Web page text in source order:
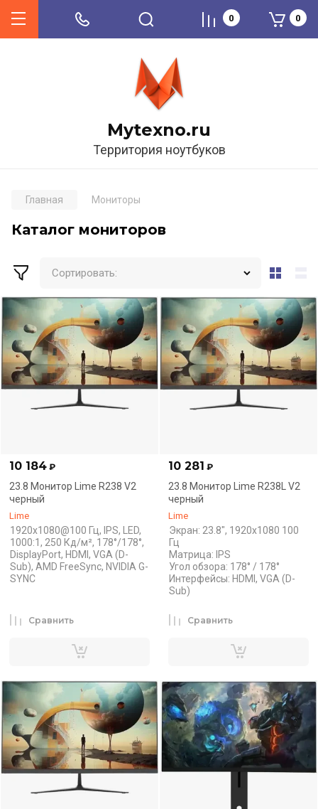
Mytexno.ru
Территория ноутбуков
0 0
Главная Мониторы
Каталог мониторов
Сортировать:
10 184 ₽
23.8 Монитор Lime R238 V2
черный
Lime
1920x1080@100 Гц, IPS, LED,
1000:1, 250 Кд/м², 178°/178°,
DisplayPort, HDMI, VGA (D-
Sub), AMD FreeSync, NVIDIA G-
SYNC
Сравнить
10 281 ₽
23.8 Монитор Lime R238L V2
черный
Lime
Экран: 23.8", 1920x1080 100
Гц
Матрица: IPS
Угол обзора: 178° / 178°
Интерфейсы: HDMI, VGA (D-
Sub)
Сравнить